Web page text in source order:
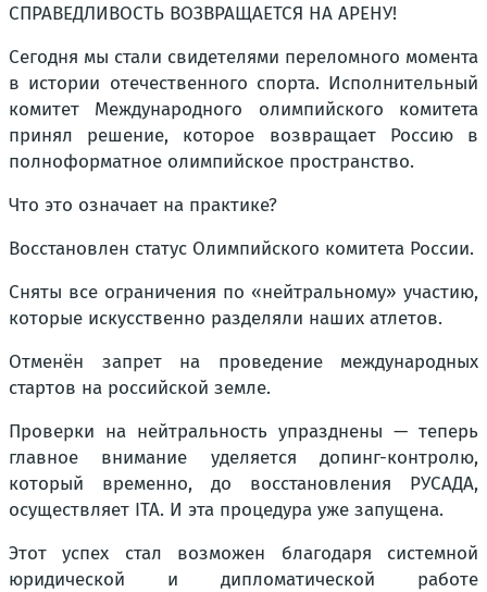
СПРАВЕДЛИВОСТЬ ВОЗВРАЩАЕТСЯ НА АРЕНУ!
Сегодня мы стали свидетелями переломного момента
в истории отечественного спорта. Исполнительный
комитет Международного олимпийского комитета
принял решение, которое возвращает Россию в
полноформатное олимпийское пространство.
Что это означает на практике?
Восстановлен статус Олимпийского комитета России.
Сняты все ограничения по «нейтральному» участию,
которые искусственно разделяли наших атлетов.
Отменён запрет на проведение международных
стартов на российской земле.
Проверки на нейтральность упразднены — теперь
главное внимание уделяется допинг-контролю,
который временно, до восстановления РУСАДА,
осуществляет ITA. И эта процедура уже запущена.
Этот успех стал возможен благодаря системной
юридической и дипломатической работе